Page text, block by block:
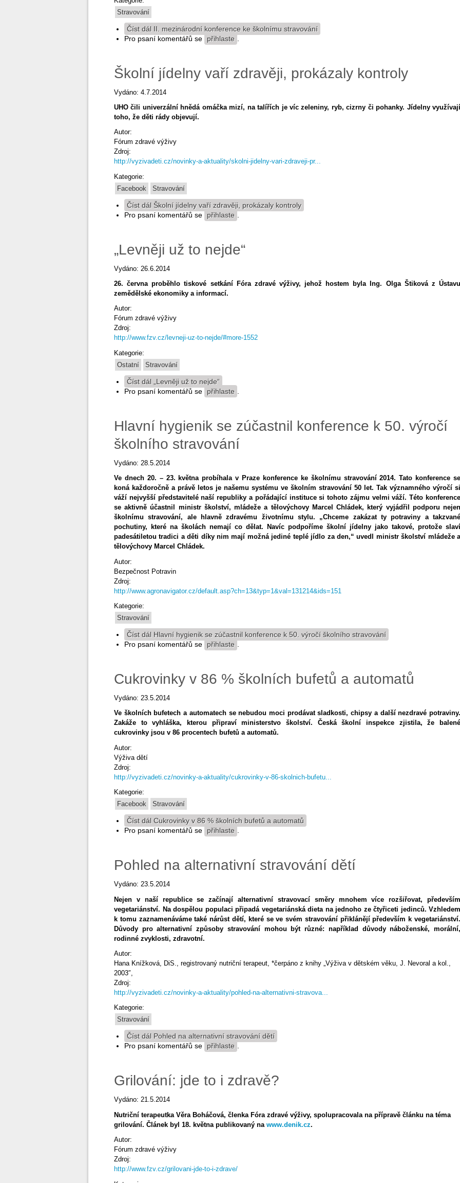
Stravování
Číst dál II. mezinárodní konference ke školnímu stravování
Pro psaní komentářů se
přihlaste
Školní jídelny vaří zdravěji, prokázaly kontroly
Vydáno: 4.7.2014
UHO čili univerzální hnědá omáčka mizí, na talířích je víc zeleniny, ryb, cizrny či pohanky. Jídelny využívají
toho, že děti rády objevují.
Autor:
Fórum zdravé výživy
Zdroj:
http://vyzivadeti.cz/novinky-a-aktuality/skolni-jidelny-vari-zdraveji-pr...
Kategorie:
Facebook
Stravování
Číst dál Školní jídelny vaří zdravěji, prokázaly kontroly
Pro psaní komentářů se
přihlaste
„Levněji už to nejde“
Vydáno: 26.6.2014
26. června proběhlo tiskové setkání Fóra zdravé výživy, jehož hostem byla Ing. Olga Štiková z Ústavu
zemědělské ekonomiky a informací.
Autor:
Fórum zdravé výživy
Zdroj:
http://www.fzv.cz/levneji-uz-to-nejde/#more-1552
Kategorie:
Ostatní
Stravování
Číst dál „Levněji už to nejde“
Pro psaní komentářů se
přihlaste
Hlavní hygienik se zúčastnil konference k 50. výročí
školního stravování
Vydáno: 28.5.2014
Ve dnech 20. – 23. května probíhala v Praze konference ke školnímu stravování 2014. Tato konference se
koná každoročně a právě letos je našemu systému ve školním stravování 50 let. Tak významného výročí si
váží nejvyšší představitelé naší republiky a pořádající instituce si tohoto zájmu velmi váží. Této konference
se aktivně účastnil ministr školství, mládeže a tělovýchovy Marcel Chládek, který vyjádřil podporu nejen
školnímu stravování, ale hlavně zdravému životnímu stylu. „Chceme zakázat ty potraviny a takzvané
pochutiny, které na školách nemají co dělat. Navíc podpoříme školní jídelny jako takové, protože slaví
padesátiletou tradici a děti díky nim mají možná jediné teplé jídlo za den,“ uvedl ministr školství mládeže a
tělovýchovy Marcel Chládek.
Autor:
Bezpečnost Potravin
Zdroj:
http://www.agronavigator.cz/default.asp?ch=13&typ=1&val=131214&ids=151
Kategorie:
Stravování
Číst dál Hlavní hygienik se zúčastnil konference k 50. výročí školního stravování
Pro psaní komentářů se
přihlaste
Cukrovinky v 86 % školních bufetů a automatů
Vydáno: 23.5.2014
Ve školních bufetech a automatech se nebudou moci prodávat sladkosti, chipsy a další nezdravé potraviny.
Zakáže to vyhláška, kterou připraví ministerstvo školství. Česká školní inspekce zjistila, že balené
cukrovinky jsou v 86 procentech bufetů a automatů.
Autor:
Výživa dětí
Zdroj:
http://vyzivadeti.cz/novinky-a-aktuality/cukrovinky-v-86-skolnich-bufetu...
Kategorie:
Facebook
Stravování
Číst dál Cukrovinky v 86 % školních bufetů a automatů
Pro psaní komentářů se
přihlaste .
Pohled na alternativní stravování dětí
Vydáno: 23.5.2014
Nejen v naší republice se začínají alternativní stravovací směry mnohem více rozšiřovat, především
vegetariánství. Na dospělou populaci připadá vegetariánská dieta na jednoho ze čtyřiceti jedinců. Vzhledem
k tomu zaznamenáváme také nárůst dětí, které se ve svém stravování přiklánějí především k vegetariánství.
Důvody pro alternativní způsoby stravování mohou být různé: například důvody náboženské, morální,
rodinné zvyklosti, zdravotní.
Autor:
Hana Knížková, DiS., registrovaný nutriční terapeut, *čerpáno z knihy „Výživa v dětském věku, J. Nevoral a kol.,
2003″,
Zdroj:
http://vyzivadeti.cz/novinky-a-aktuality/pohled-na-alternativni-stravova...
Kategorie:
Stravování
Číst dál Pohled na alternativní stravování dětí
Pro psaní komentářů se
přihlaste .
Grilování: jde to i zdravě?
Vydáno: 21.5.2014
Nutriční terapeutka Věra Boháčová, členka Fóra zdravé výživy, spolupracovala na přípravě článku na téma
grilování. Článek byl 18. května publikovaný na www.denik.cz.
Autor:
Fórum zdravé výživy
Zdroj:
http://www.fzv.cz/grilovani-jde-to-i-zdrave/